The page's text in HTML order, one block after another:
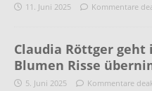
11. Juni 2025 Kommentare
Claudia Röttger geht
Blumen Risse
5. Juni 2025 Kommentare